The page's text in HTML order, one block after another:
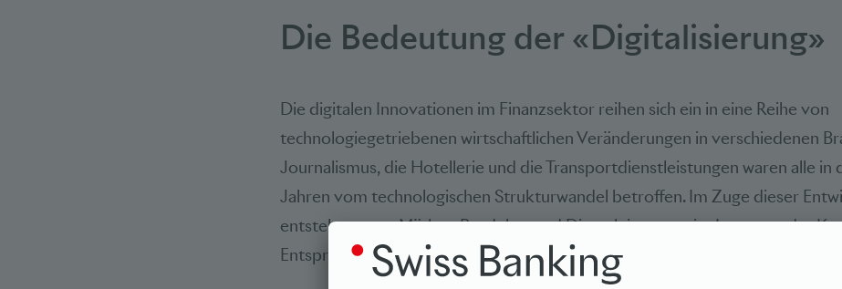
Die Bedeutung der «Digitalisierung»
Die digitalen Innovationen im Finanzsektor reihen sich ein in eine Reihe von
technologiegetriebenen wirtschaftlichen Veränderungen in verschiedenen
Journalismus, die Hotellerie und die Transportdienstleistungen waren alle in
Jahren vom technologischen Strukturwandel betroffen. Im Zuge dieser
entstehen neue Märkte, Produkte und Dienstleistungen im Interesse der
Entsprechend ändern sich die Spielregeln für bestehende Marktakteure.